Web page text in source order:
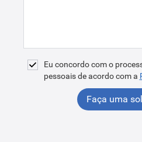
Eu concordo com o
pessoais de acordo com a
Faça uma